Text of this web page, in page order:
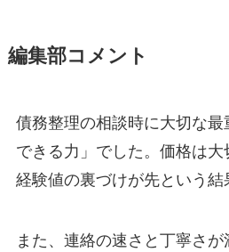
編集部コメント
債務整理の相談時に大切な
できる力」でした。価格は
経験値の裏づけが先という結
また、連絡の速さと丁寧さ